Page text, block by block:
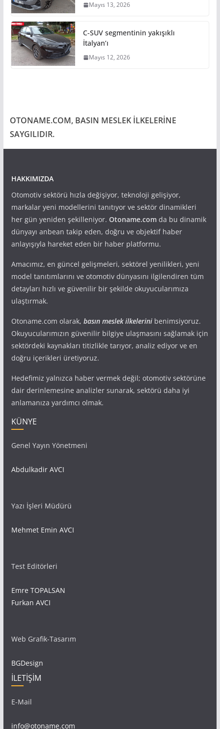
Mayıs 13, 2026
C-SUV segmentinin yakışıklı
İtalyan’ı
Mayıs 12, 2026
OTONAME.COM, BASIN MESLEK İLKELERİNE
SAYGILIDIR.
HAKKIMIZDA
Otomotiv sektörü hızla değişiyor, teknoloji gelişiyor,
markalar yeni modellerini tanıtıyor ve sektör dinamikleri
her gün yeniden şekilleniyor. Otoname.comda bu dinamik
dünyayı anbean takip eden, doğru ve objektif haber
anlayışıyla hareket eden bir haber platformu.
Amacımız, en güncel gelişmeleri, sektörel yenilikleri, yeni
model tanıtımlarını ve otomotiv dünyasını ilgilendiren tüm
detayları hızlı ve güvenilir bir şekilde okuyucularımıza
ulaştırmak.
Otoname.com olarak, basın meslek ilkelerinibenimsiyoruz.
Okuyucularımızın güvenilir bilgiye ulaşmasını sağlamak için
sektördeki kaynakları titizlikle tarıyor, analiz ediyor ve en
doğru içerikleri üretiyoruz.
Hedefimiz yalnızca haber vermek değil; otomotiv sektörüne
dair derinlemesine analizler sunarak, sektörü daha iyi
anlamanıza yardımcı olmak.
KÜNYE
Genel Yayın Yönetmeni
Abdulkadir AVCI
Yazı İşleri Müdürü
Mehmet Emin AVCI
Test Editörleri
Emre TOPALSAN
Furkan AVCI
Web Grafik-Tasarım
BGDesign
İLETİŞİM
E-Mail
info@otoname.com